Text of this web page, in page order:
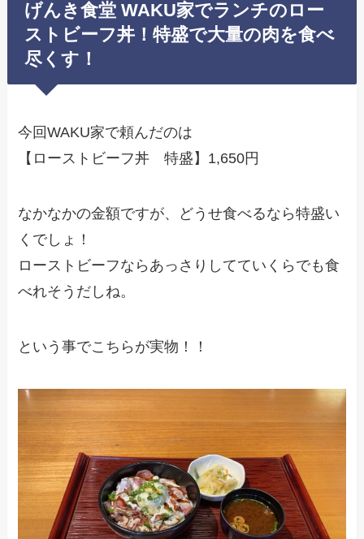
げんき食堂 WAKU家でランチのロー
ストビーフ丼！特盛で大量の肉を食べ
尽くす！
今回WAKU家で頼んだのは
【ローストビーフ丼 特盛】1,650円
なかなかの金額ですが、どうせ食べるなら特盛い
くでしょ！
ローストビーフならあっさりしてていくらでも食
べれそうだしね。
という事でこちらが実物！！